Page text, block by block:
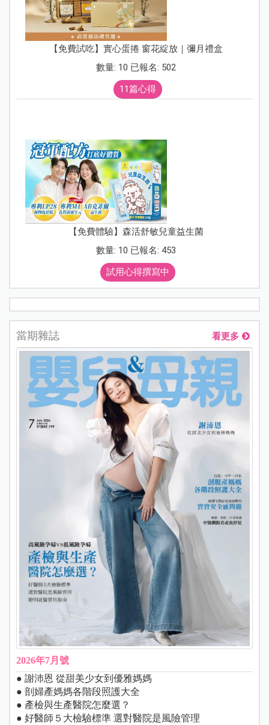
【免費試吃】實心蛋捲 窗花綻放｜彌月禮盒
數量: 10 已報名: 502
11篇心得
【免費體驗】森活舒敏兒童益生菌
數量: 10 已報名: 453
試用心得撰寫中
當期雜誌 看更多
2026年7月號
● 謝沛恩 從甜美少女到優雅媽媽
● 剖婦產媽媽各階段照護大全
● 產檢與生產醫院怎麼選？
● 好醫師５大檢驗標準 選對醫院是風險管理